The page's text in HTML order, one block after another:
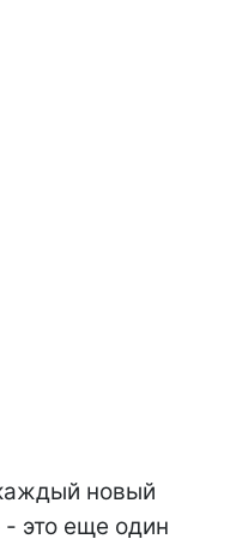
новый
это еще один